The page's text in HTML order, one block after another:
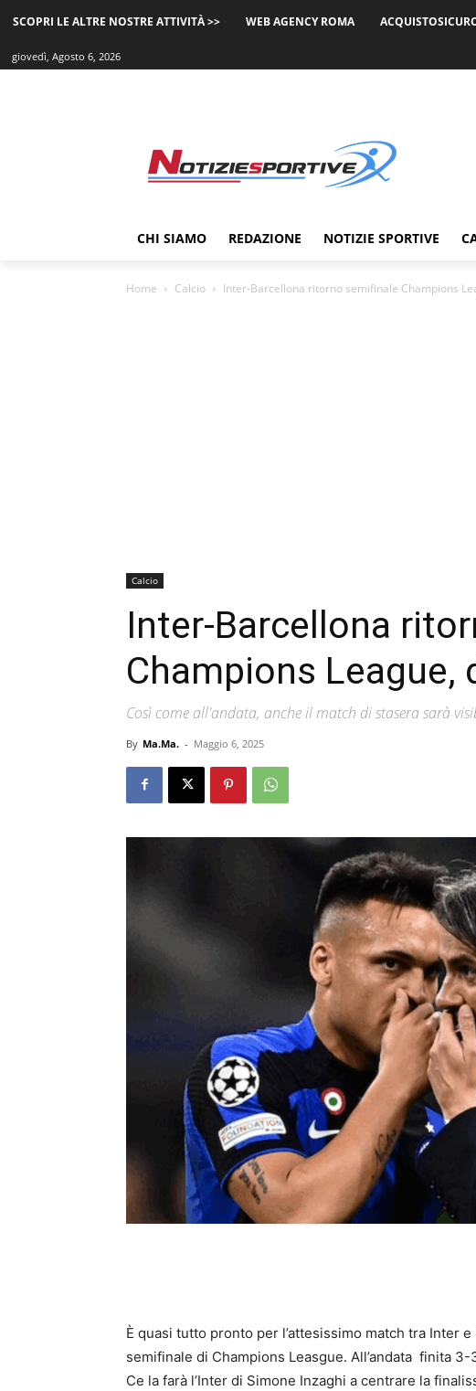
SCOPRI LE ALTRE NOSTRE ATTIVITÀ >> WEB AGENCY ROMA
giovedì, Agosto 6, 2026
CHI SIAMO REDAZIONE NOTIZIE SPORTIVE
Home Calcio Inter-Barcellona ritorno semifinale Champions
Calcio
Inter-Barcellona
Champions League,
Così come all'andata, anche il match di stasera sarà
By Ma.Ma. - Maggio 6, 2025
È quasi tutto pronto per l’attesissimo match tra Inter
semifinale di Champions Leasgue. All’andata finita 3-
Ce la farà l’Inter di Simone Inzaghi a centrare la